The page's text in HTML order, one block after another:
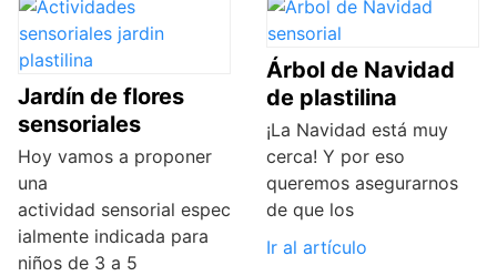
Jardín de flores
sensoriales
Hoy vamos a proponer
una
actividad sensorial espec
ialmente indicada para
niños de 3 a 5
Árbol de Navidad
de plastilina
¡La Navidad está muy
cerca! Y por eso
queremos asegurarnos
de que los
Ir al artículo